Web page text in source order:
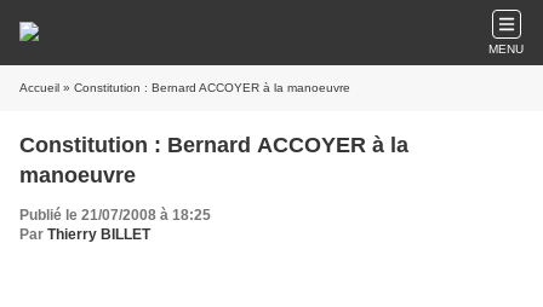
MENU
Accueil » Constitution : Bernard ACCOYER à la manoeuvre
Constitution : Bernard ACCOYER à la
manoeuvre
Publié le 21/07/2008 à 18:25
Par Thierry BILLET